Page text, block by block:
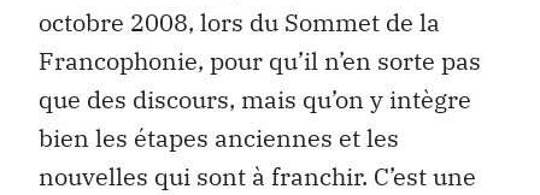
octobre 2008, lors du Sommet de la
Francophonie, pour qu’il n’en sorte pas
que des discours, mais qu’on y intègre
bien les étapes anciennes et les
nouvelles qui sont à franchir. C’est une